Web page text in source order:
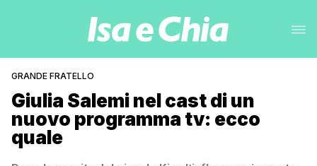
GRANDE FRATELLO
Giulia Salemi nel cast di un
nuovo programma tv: ecco
quale